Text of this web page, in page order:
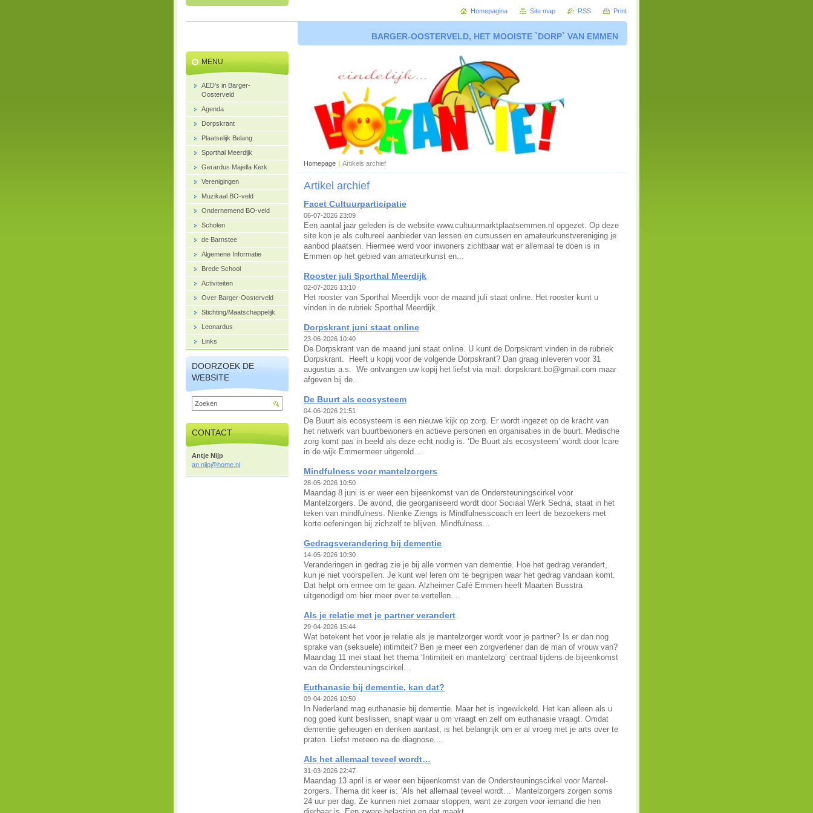
BARGER-OOSTERVELD, HET MOOISTE `DORP` VAN EMMEN
Homepage | Artikels archief
Artikel archief
Facet Cultuurparticipatie
06-07-2026 23:09
Een aantal jaar geleden is de website www.cultuurmarktplaatsemmen.nl opgezet. Op deze
site kon je als cultureel aanbieder van lessen en cursussen en amateurkunstvereniging je
aanbod plaatsen. Hiermee werd voor inwoners zichtbaar wat er allemaal te doen is in
Emmen op het gebied van amateurkunst en...
Rooster juli Sporthal Meerdijk
02-07-2026 13:10
Het rooster van Sporthal Meerdijk voor de maand juli staat online. Het rooster kunt u
vinden in de rubriek Sporthal Meerdijk.
Dorpskrant juni staat online
23-06-2026 10:40
De Dorpskrant van de maand juni staat online. U kunt de Dorpskrant vinden in de rubriek
Dorpskrant. Heeft u kopij voor de volgende Dorpskrant? Dan graag inleveren voor 31
augustus a.s. We ontvangen uw kopij het liefst via mail: dorpskrant.bo@gmail.com maar
afgeven bij de...
De Buurt als ecosysteem
04-06-2026 21:51
De Buurt als ecosysteem is een nieuwe kijk op zorg. Er wordt ingezet op de kracht van
het netwerk van buurtbewoners en actieve personen en organisaties in de buurt. Medische
zorg komt pas in beeld als deze echt nodig is. ‘De Buurt als ecosysteem’ wordt door Icare
in de wijk Emmermeer uitgerold....
Mindfulness voor mantelzorgers
28-05-2026 10:50
Maandag 8 juni is er weer een bijeenkomst van de Ondersteuningscirkel voor
Mantelzorgers. De avond, die georganiseerd wordt door Sociaal Werk Sedna, staat in het
teken van mindfulness. Nienke Ziengs is Mindfulnesscoach en leert de bezoekers met
korte oefeningen bij zichzelf te blijven. Mindfulness...
Gedragsverandering bij dementie
14-05-2026 10:30
Veranderingen in gedrag zie je bij alle vormen van dementie. Hoe het gedrag verandert,
kun je niet voorspellen. Je kunt wel leren om te begrijpen waar het gedrag vandaan komt.
Dat helpt om ermee om te gaan. Alzheimer Café Emmen heeft Maarten Busstra
uitgenodigd om hier meer over te vertellen....
Als je relatie met je partner verandert
29-04-2026 15:44
Wat betekent het voor je relatie als je mantelzorger wordt voor je partner? Is er dan nog
sprake van (seksuele) intimiteit? Ben je meer een zorgverlener dan de man of vrouw van?
Maandag 11 mei staat het thema ‘Intimiteit en mantelzorg’ centraal tijdens de bijeenkomst
van de Ondersteuningscirkel...
Euthanasie bij dementie, kan dat?
09-04-2026 10:50
In Nederland mag euthanasie bij dementie. Maar het is ingewikkeld. Het kan alleen als u
nog goed kunt beslissen, snapt waar u om vraagt en zelf om euthanasie vraagt. Omdat
dementie geheugen en denken aantast, is het belangrijk om er al vroeg met je arts over te
praten. Liefst meteen na de diagnose....
Als het allemaal teveel wordt…
31-03-2026 22:47
Maandag 13 april is er weer een bijeenkomst van de Ondersteuningscirkel voor Mantel-
zorgers. Thema dit keer is: ‘Als het allemaal teveel wordt…’ Mantelzorgers zorgen soms
24 uur per dag. Ze kunnen niet zomaar stoppen, want ze zorgen voor iemand die hen
MENU
AED's in Barger-
Oosterveld
Agenda
Dorpskrant
Plaatselijk Belang
Sporthal Meerdijk
Gerardus Majella Kerk
Verenigingen
Muzikaal BO-veld
Ondernemend BO-veld
Scholen
de Barnstee
Algemene Informatie
Brede School
Activiteiten
Over Barger-Oosterveld
Stichting/Maatschappelijk
Leonardus
Links
DOORZOEK DE
WEBSITE
CONTACT
Antje Nijp
an.nijp@home.nl
Homepagina Site map RSS Print